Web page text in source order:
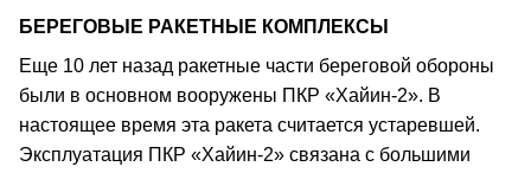
БЕРЕГОВЫЕ РАКЕТНЫЕ КОМПЛЕКСЫ
Еще 10 лет назад ракетные части береговой обороны
были в основном вооружены ПКР «Хайин-2». В
настоящее время эта ракета считается устаревшей.
Эксплуатация ПКР «Хайин-2» связана с большими